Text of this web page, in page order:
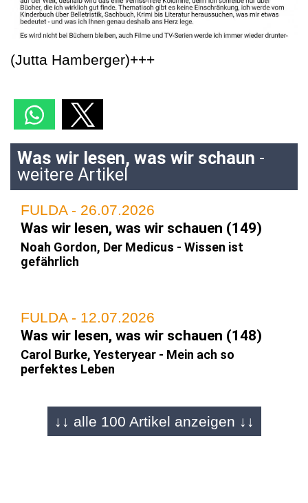
(Jutta Hamberger)+++
Was wir lesen, was wir schaun -
weitere Artikel
FULDA - 26.07.2026
Was wir lesen, was wir schauen (149)
Noah Gordon, Der Medicus - Wissen ist
gefährlich
FULDA - 12.07.2026
Was wir lesen, was wir schauen (148)
Carol Burke, Yesteryear - Mein ach so
perfektes Leben
FULDA - 28.06.2026
↓↓ alle 100 Artikel anzeigen ↓↓